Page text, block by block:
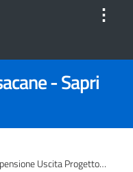
⋮
- Sapri
Uscita Progetto Trekking 10 Marzo 2026